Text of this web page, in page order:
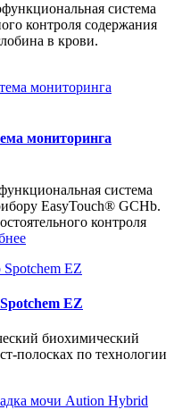
система
контроля содержания
в крови.
мониторинга
система
EasyTouch® GCHb.
контроля
EZ
биохимический
полосках по технологии